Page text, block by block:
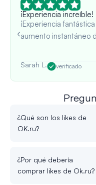
¡Experiencia increíble!
¡Experiencia
aumento instantáneo
Sarah L. verificado
¿Qué son los likes de
OK.ru?
¿Por qué debería
comprar likes de Ok.ru?